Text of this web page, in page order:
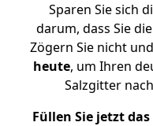
Sparen Sie sich
darum, dass Sie
Zögern Sie nicht und
heute, um Ihren
Salzgitter
Füllen Sie jetzt